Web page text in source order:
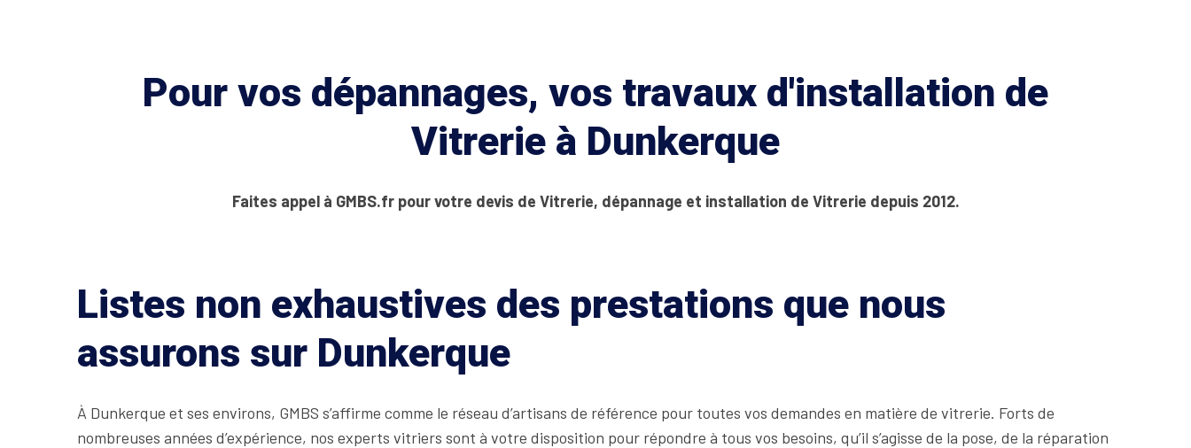
Pour vos dépannages, vos travaux d'installation de
Vitrerie à Dunkerque
Faites appel à GMBS.fr pour votre devis de Vitrerie, dépannage et installation de Vitrerie depuis 2012.
Listes non exhaustives des prestations que nous
assurons sur Dunkerque
À Dunkerque et ses environs, GMBS s’affirme comme le réseau d’artisans de référence pour toutes vos demandes en matière de vitrerie. Forts de
nombreuses années d’expérience, nos experts vitriers sont à votre disposition pour répondre à tous vos besoins, qu’il s’agisse de la pose, de la réparation